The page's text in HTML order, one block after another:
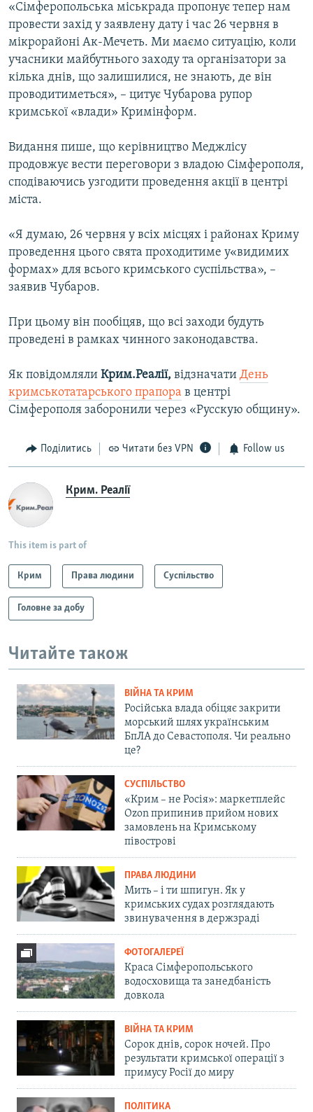
«Сімферопольська міськрада пропонує тепер нам
провести захід у заявлену дату і час 26 червня в
мікрорайоні Ак-Мечеть. Ми маємо ситуацію, коли
учасники майбутнього заходу та організатори за
кілька днів, що залишилися, не знають, де він
проводитиметься», – цитує Чубарова рупор
кримської «влади» Кримінформ.
Видання пише, що керівництво Меджлісу
продовжує вести переговори з владою Сімферополя,
сподіваючись узгодити проведення акції в центрі
міста.
«Я думаю, 26 червня у всіх місцях і районах Криму
проведення цього свята проходитиме у«видимих
формах» для всього кримського суспільства», –
заявив Чубаров.
При цьому він пообіцяв, що всі заходи будуть
проведені в рамках чинного законодавства.
Як повідомляли Крим.Реалії, відзначати День
кримськотатарського прапора в центрі
Сімферополя заборонили через «Русскую общину».
Поділитись Читати без VPN Follow us
Крим. Реалії
This item is part of
Крим Права людини Суспільство
Головне за добу
Читайте також
ВІЙНА ТА КРИМ
Російська влада обіцяє закрити
морський шлях українським
БпЛА до Севастополя. Чи реально
це?
СУСПІЛЬСТВО
«Крим – не Росія»: маркетплейс
Ozon припинив прийом нових
замовлень на Кримському
півострові
ПРАВА ЛЮДИНИ
Мить – і ти шпигун. Як у
кримських судах розглядають
звинувачення в держзраді
ФОТОГАЛЕРЕЇ
Краса Сімферопольського
водосховища та занедбаність
довкола
ВІЙНА ТА КРИМ
Сорок днів, сорок ночей. Про
результати кримської операції з
примусу Росії до миру
ПОЛІТИКА